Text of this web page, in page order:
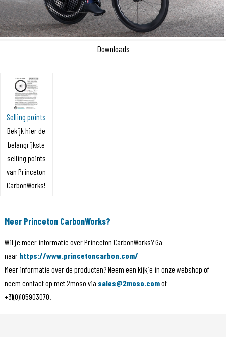
Downloads
Selling points
Bekijk hier de
belangrijkste
selling points
van Princeton
CarbonWorks!
Meer Princeton CarbonWorks?
Wil je meer informatie over Princeton CarbonWorks? Ga
naar https://www.princetoncarbon.com/
Meer informatie over de producten? Neem een kijkje in onze webshop of
neem contact op met 2moso via sales@2moso.comof
+31(0)105903070.